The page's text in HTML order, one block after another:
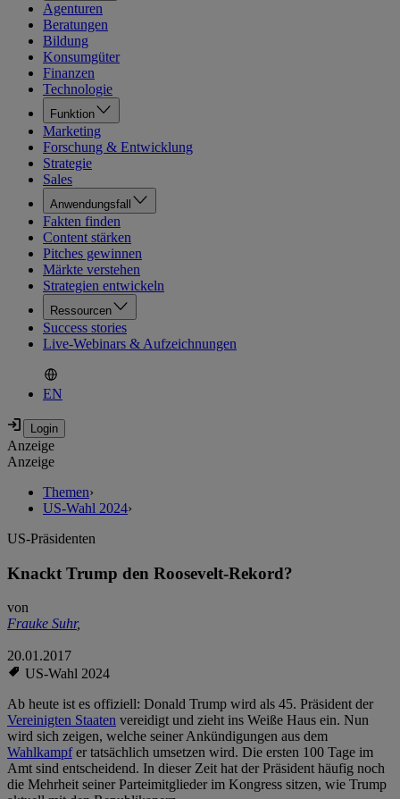
Agenturen
Beratungen
Bildung
Konsumgüter
Finanzen
Technologie
Funktion
Marketing
Forschung & Entwicklung
Strategie
Sales
Anwendungsfall
Fakten finden
Content stärken
Pitches gewinnen
Märkte verstehen
Strategien entwickeln
Ressourcen
Success stories
Live-Webinars & Aufzeichnungen
EN
Anzeige
Anzeige
Themen›
US-Wahl 2024›
US-Präsidenten
Knackt Trump den Roosevelt-Rekord?
von
Frauke Suhr,
20.01.2017
US-Wahl 2024
Ab heute ist es offiziell: Donald Trump wird als 45. Präsident der
Vereinigten Staaten vereidigt und zieht ins Weiße Haus ein. Nun
wird sich zeigen, welche seiner Ankündigungen aus dem
Wahlkampfer tatsächlich umsetzen wird. Die ersten 100 Tage im
Amt sind entscheidend. In dieser Zeit hat der Präsident häufig noch
die Mehrheit seiner Parteimitglieder im Kongress sitzen, wie Trump